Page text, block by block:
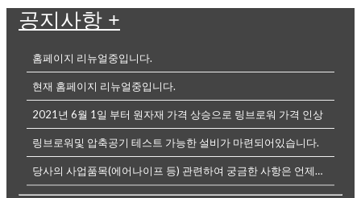
공지사항 +
홈페이지 리뉴얼중입니다.
현재 홈페이지 리뉴얼중입니다.
2021년 6월 1일 부터 원자재 가격 상승으로 링브로워 가격 인상
링브로워및 압축공기 테스트 가능한 설비가 마련되어있습니다.
당사의 사업품목(에어나이프 등) 관련하여 궁금한 사항은 언제든전화나, 메...